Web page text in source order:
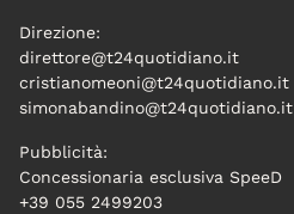
Direzione:
direttore@t24quotidiano.it
cristianomeoni@t24quotidiano.it
simonabandino@t24quotidiano.it
Pubblicità:
Concessionaria esclusiva SpeeD
+39 055 2499203